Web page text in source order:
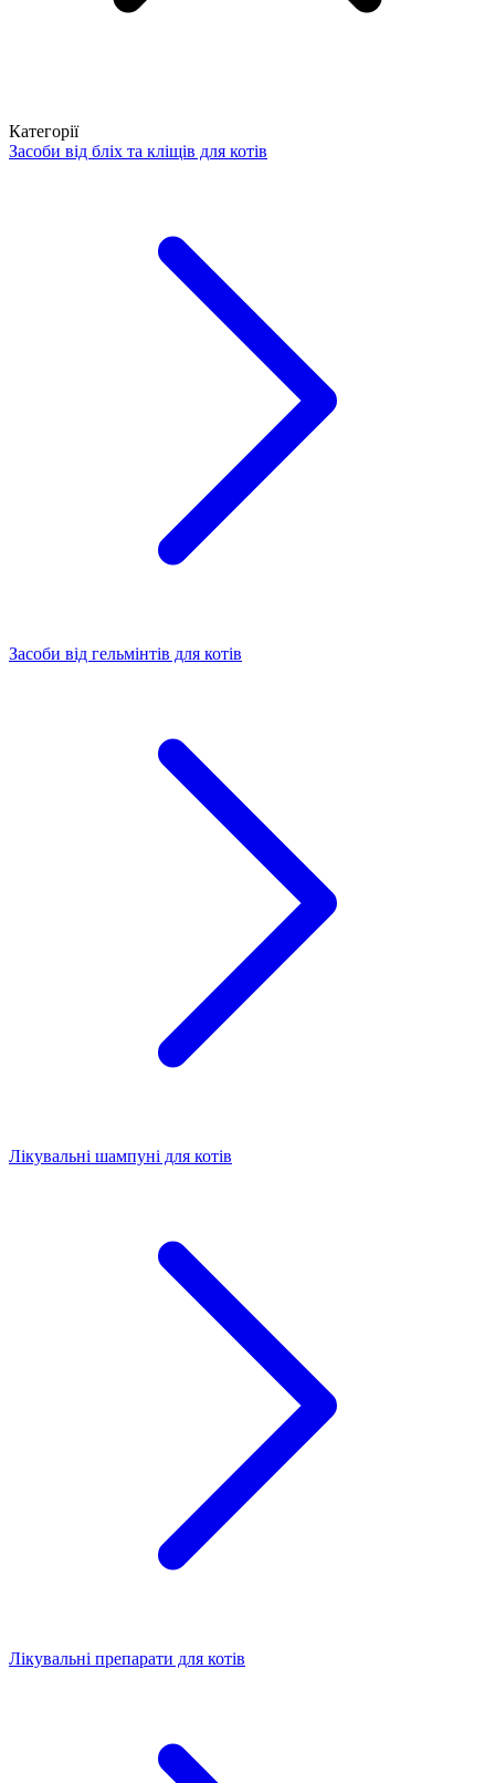
Категорії
Засоби від бліх та кліщів для котів
Засоби від гельмінтів для котів
Лікувальні шампуні для котів
Лікувальні препарати для котів